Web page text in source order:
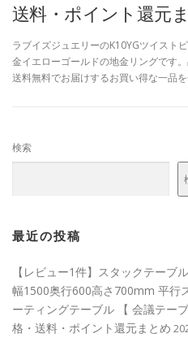
送料・ポイント還元
ラブイズジュエリーのK10YGツイスト
金イエローゴールドの地金リングです
送料無料でお届けするお買い得な一品
検索
最近の投稿
【レビュー1件】スタックテーブ
幅1500奥行600高さ700mm 平行
ーティングテーブル 【 会議テー
格・送料・ポイント還元まとめ